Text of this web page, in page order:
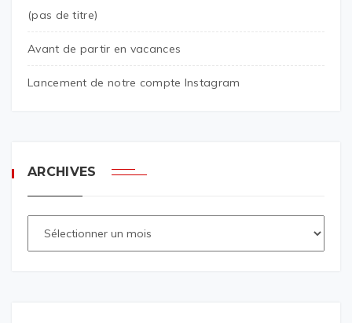
(pas de titre)
Avant de partir en vacances
Lancement de notre compte Instagram
ARCHIVES